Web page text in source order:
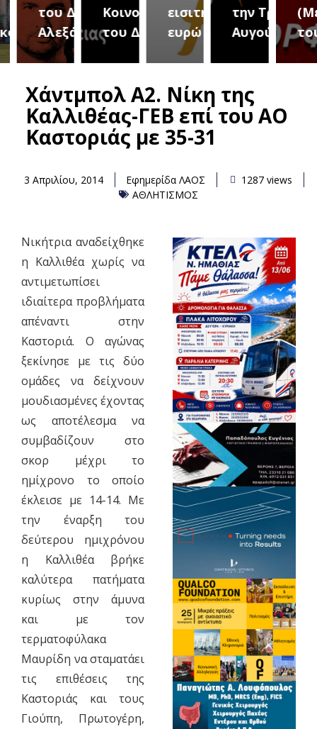
του Δήμου
Αλεξάνδρειας
Κοινοτήτων
του Δήμου
εισιτήριο 2
ευρώ
την Τρίτη 18
Αυγούστουτου
Χάντμπολ Α2. Νίκη της
Καλλιθέας-ΓΕΒ επί του ΑΟ
Καστοριάς με 35-31
3 Απριλίου, 2014 Εφημερίδα ΛΑΟΣ
1287 views
ΑΘΛΗΤΙΣΜΟΣ
Νικήτρια αναδείχθηκε
η Καλλιθέα χωρίς να
αντιμετωπίσει
ιδιαίτερα προβλήματα
απέναντι στην
Καστοριά. Ο αγώνας
ξεκίνησε με τις δύο
ομάδες να δείχνουν
μουδιασμένες έχοντας
ως αποτέλεσμα να
συμβαδίζουν στο
σκορ μέχρι το
ημίχρονο το οποίο
έκλεισε με 14-14. Με
την έναρξη του
δεύτερου ημιχρόνου
η Καλλιθέα βρήκε
καλύτερα πατήματα
κυρίως στην άμυνα
και με τον
τερματοφύλακα
Μαυρίδη να σταματάει
τις επιθέσεις της
Καστοριάς και τους
Γιούπη, Πρωτογέρη,